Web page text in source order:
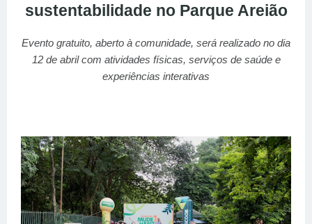
sustentabilidade no Parque Areião
Evento gratuito, aberto à comunidade, será realizado no dia
12 de abril com atividades físicas, serviços de saúde e
experiências interativas